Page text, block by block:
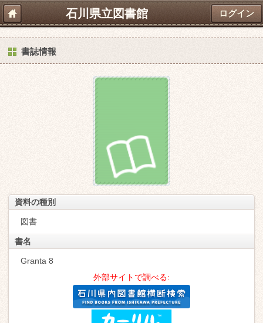
石川県立図書館 ログイン
書誌情報
資料の種別
図書
書名
Granta 8
外部サイトで調べる: